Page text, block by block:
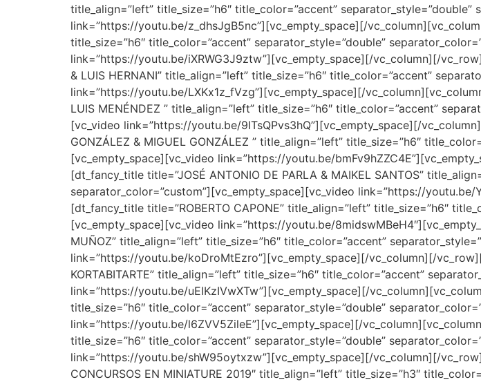
title_align=”left” title_size=”h6″ title_color=”accent”
link=”https://youtu.be/z_dhsJgB5nc”][vc_empty_space][/
title_size=”h6″ title_color=”accent” separator_style=”double”
link=”https://youtu.be/iXRWG3J9ztw”][vc_empty_space][/vc_column][/
& LUIS HERNANI” title_align=”left” title_size=”h6″ title_color=”accent”
link=”https://youtu.be/LXKx1z_fVzg”][vc_empty_space][/
LUIS MENÉNDEZ ” title_align=”left” title_size=”h6″ title_color=”accent”
[vc_video link=”https://youtu.be/9ITsQPvs3hQ”][vc_empty_space][/
GONZÁLEZ & MIGUEL GONZÁLEZ ” title_align=”left” title_size=”h6″
[vc_empty_space][vc_video link=”https://youtu.be/
[dt_fancy_title title=”JOSÉ ANTONIO DE PARLA & MAIKEL SANTOS”
separator_color=”custom”][vc_empty_space][vc_video link=”https://
[dt_fancy_title title=”ROBERTO CAPONE” title_align=”left” title_size=”h6″
[vc_empty_space][vc_video link=”https://youtu.be/
MUÑOZ” title_align=”left” title_size=”h6″ title_color=”accent”
link=”https://youtu.be/koDroMtEzro”][vc_empty_space][/vc_column][/
KORTABITARTE” title_align=”left” title_size=”h6″ title_color=”accent”
link=”https://youtu.be/uEIKzIVwXTw”][vc_empty_space][/
title_size=”h6″ title_color=”accent” separator_style=”double”
link=”https://youtu.be/l6ZVV5ZileE”][vc_empty_space][/
title_size=”h6″ title_color=”accent” separator_style=”double”
link=”https://youtu.be/shW95oytxzw”][vc_empty_space][/vc_column][/
CONCURSOS EN MINIATURE 2019″ title_align=”left” title_size=”h3″